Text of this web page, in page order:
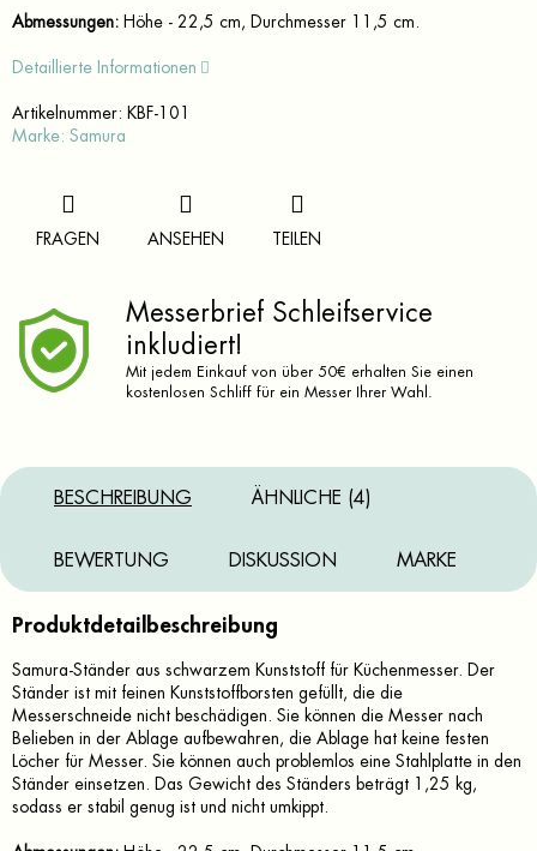
Abmessungen: Höhe - 22,5 cm, Durchmesser 11,5 cm.
Detaillierte Informationen
Artikelnummer: KBF-101
Marke: Samura
FRAGEN ANSEHEN TEILEN
Messerbrief Schleifservice
inkludiert!
Mit jedem Einkauf von über 50€ erhalten Sie einen
kostenlosen Schliff für ein Messer Ihrer Wahl.
BESCHREIBUNG ÄHNLICHE (4)
BEWERTUNG DISKUSSION MARKE
Produktdetailbeschreibung
Samura-Ständer aus schwarzem Kunststoff für Küchenmesser. Der
Ständer ist mit feinen Kunststoffborsten gefüllt, die die
Messerschneide nicht beschädigen. Sie können die Messer nach
Belieben in der Ablage aufbewahren, die Ablage hat keine festen
Löcher für Messer. Sie können auch problemlos eine Stahlplatte in den
Ständer einsetzen. Das Gewicht des Ständers beträgt 1,25 kg,
sodass er stabil genug ist und nicht umkippt.